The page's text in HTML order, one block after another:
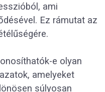
ami
Ez rámutat az
e olyan
amelyeket
súlyosan